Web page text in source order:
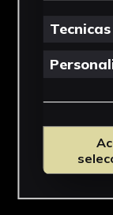
Tecnicas